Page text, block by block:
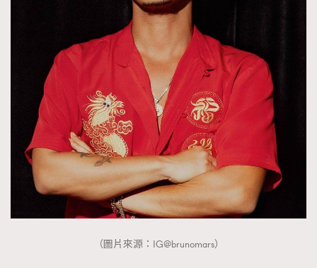
（圖片來源：IG@brunomars）